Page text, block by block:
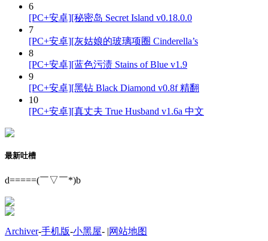
6
[PC+安卓][秘密岛 Secret Island v0.18.0.0
7
[PC+安卓][灰姑娘的玻璃项圈 Cinderella’s
8
[PC+安卓][蓝色污渍 Stains of Blue v1.9
9
[PC+安卓][黑钻 Black Diamond v0.8f 精翻
10
[PC+安卓][真丈夫 True Husband v1.6a 中文
最新吐槽
d=====(￣▽￣*)b
Archiver-手机版-小黑屋- |网站地图